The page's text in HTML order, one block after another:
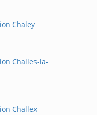
Chaley
Challes-la-
Challex